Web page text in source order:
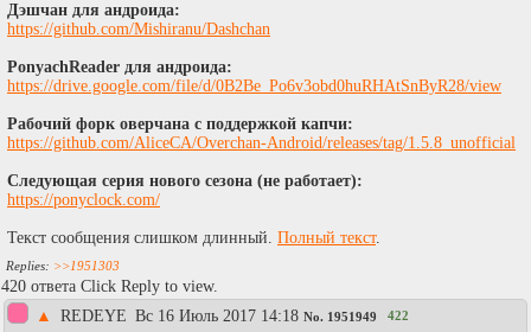
Дэшчан для андроида:
https://github.com/Mishiranu/Dashchan
PonyachReader для андроида:
https://drive.google.com/file/d/0B2Be_Po6v3obd0huRHAtSnByR28/view
Рабочий форк оверчана с поддержкой капчи:
https://github.com/AliceCA/Overchan-Android/releases/tag/1.5.8_unofficial
Следующая серия нового сезона (не работает):
https://ponyclock.com/
Текст сообщения слишком длинный. Полный текст.
>>1951303
420 ответа Click Reply to view.
▲
REDEYE Вc 16 Июль 2017 14:18 No. 1951949 422